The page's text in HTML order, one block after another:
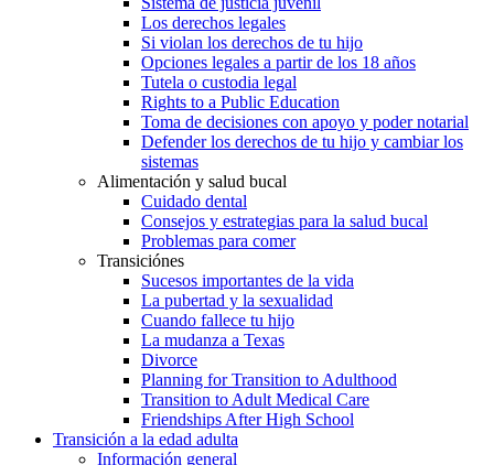
Los derechos legales
Si violan los derechos de tu hijo
Opciones legales a partir de los 18 años
Tutela o custodia legal
Rights to a Public Education
Toma de decisiones con apoyo y poder notarial
Defender los derechos de tu hijo y cambiar los
sistemas
Alimentación y salud bucal
Cuidado dental
Consejos y estrategias para la salud bucal
Problemas para comer
Transiciónes
Sucesos importantes de la vida
La pubertad y la sexualidad
Cuando fallece tu hijo
La mudanza a Texas
Divorce
Planning for Transition to Adulthood
Transition to Adult Medical Care
Friendships After High School
Transición a la edad adulta
Información general